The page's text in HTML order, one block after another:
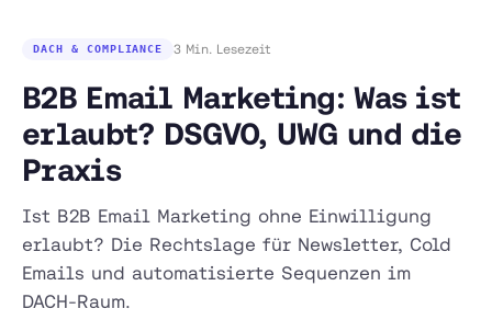
DACH & COMPLIANCE 3 Min. Lesezeit
B2B Email Marketing: Was ist
erlaubt? DSGVO, UWG und die
Praxis
Ist B2B Email Marketing ohne Einwilligung
erlaubt? Die Rechtslage für Newsletter, Cold
Emails und automatisierte Sequenzen im
DACH-Raum.